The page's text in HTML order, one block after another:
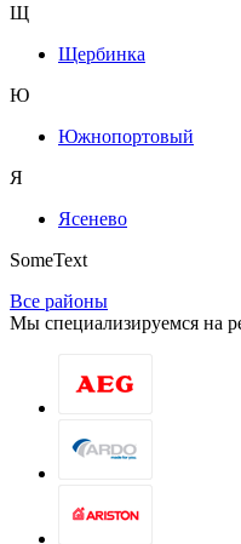
Щ
Щербинка
Ю
Южнопортовый
Я
Ясенево
SomeText
Все районы
Мы специализируемся на